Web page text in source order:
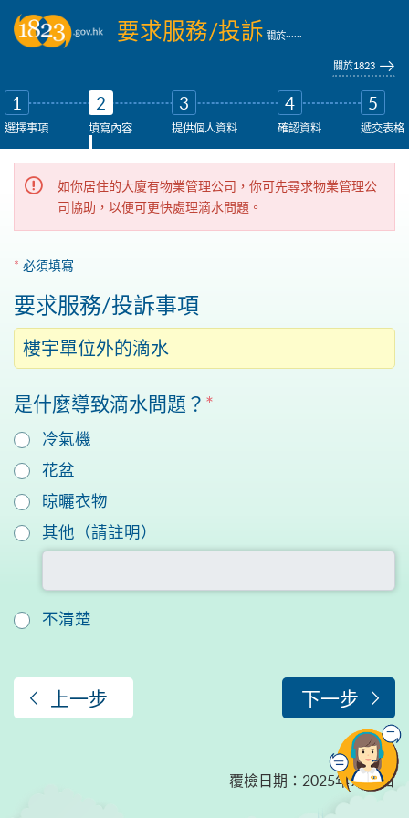
跳到主要內容
要求服務/投訴 關於
關於1823
1
選擇事項
2
填寫內容
3
提供個人資料
4
確認資料
5
遞交表格
如你居住的大廈有物業管理公司，你可先尋求物業管理公
司協助，以便可更快處理滴水問題。
* 必須填寫
要求服務/投訴事項
樓宇單位外的滴水
是什麼導致滴水問題？ *
冷氣機
花盆
晾曬衣物
其他（請註明）
不清楚
下一步
上一步
覆檢日期 ： 2025年9月1日